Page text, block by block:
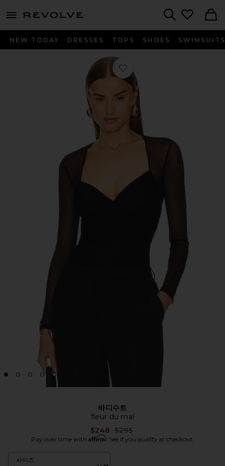
menu - shows more content
NEW TODAY DRESSES TOPS SHOES SWIMSUITS
찜상품 바디수트
바디수트
fleur du mal
$248 Previous price:
$295
Pay over time with Affirm. See if you qualify at checkout.
사이즈